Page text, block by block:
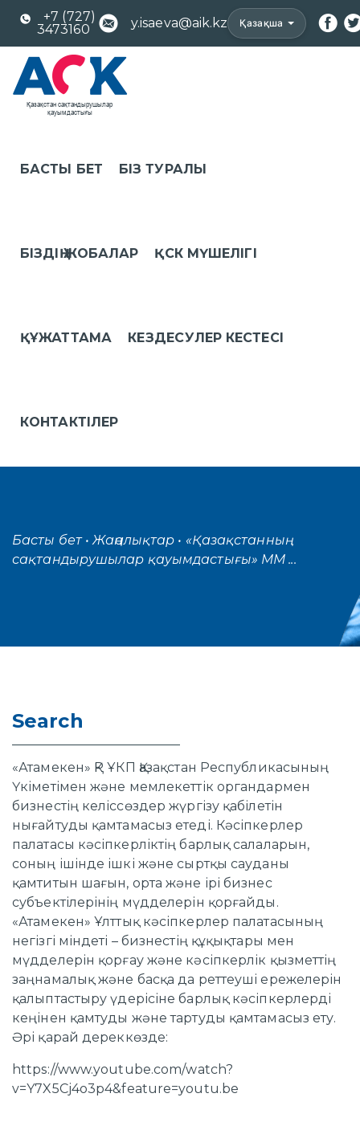
+7 (727)
3473160
y.isaeva@aik.kz Қазақша
БАСТЫ БЕТ БІЗ ТУРАЛЫ
БІЗДІҢ ЖОБАЛАР ҚСК МҮШЕЛІГІ
ҚҰЖАТТАМА КЕЗДЕСУЛЕР КЕСТЕСІ
КОНТАКТІЛЕР
Басты бет • Жаңалықтар • «Қазақстанның
сақтандырушылар қауымдастығы» ММ ...
Search
«Атамекен» ҚР ҰКП Қазақстан Республикасының
Үкіметімен және мемлекеттік органдармен
бизнестің келіссөздер жүргізу қабілетін
нығайтуды қамтамасыз етеді. Кәсіпкерлер
палатасы кәсіпкерліктің барлық салаларын,
соның ішінде ішкі және сыртқы сауданы
қамтитын шағын, орта және ірі бизнес
субъектілерінің мүдделерін қорғайды.
«Атамекен» Ұлттық кәсіпкерлер палатасының
негізгі міндеті – бизнестің құқықтары мен
мүдделерін қорғау және кәсіпкерлік қызметтің
заңнамалық және басқа да реттеуші ережелерін
қалыптастыру үдерісіне барлық кәсіпкерлерді
кеңінен қамтуды және тартуды қамтамасыз ету.
Әрі қарай дереккөзде:
https://www.youtube.com/watch?
v=Y7X5Cj4o3p4&feature=youtu.be